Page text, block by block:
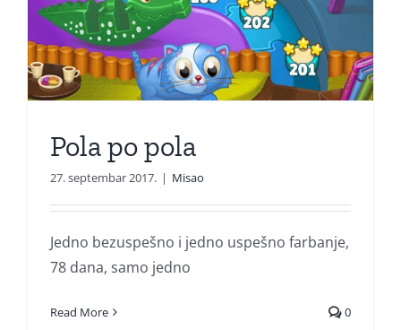
Pola po pola
27. septembar 2017. | Misao
Jedno bezuspešno i jedno uspešno farbanje,
78 dana, samo jedno
Read More 0